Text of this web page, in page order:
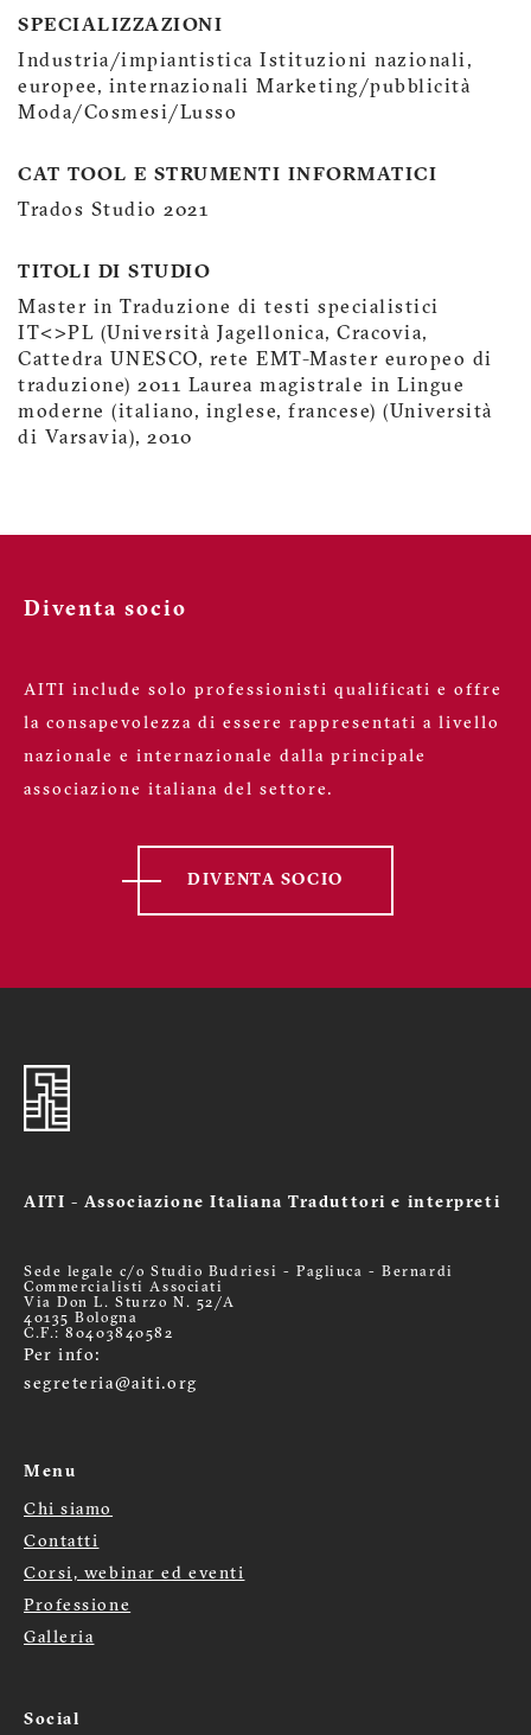
SPECIALIZZAZIONI
Industria/impiantistica Istituzioni nazionali,
europee, internazionali Marketing/pubblicità
Moda/Cosmesi/Lusso
CAT TOOL E STRUMENTI INFORMATICI
Trados Studio 2021
TITOLI DI STUDIO
Master in Traduzione di testi specialistici
IT<>PL (Università Jagellonica, Cracovia,
Cattedra UNESCO, rete EMT-Master europeo di
traduzione) 2011 Laurea magistrale in Lingue
moderne (italiano, inglese, francese) (Università
di Varsavia), 2010
Diventa socio
AITI include solo professionisti qualificati e offre
la consapevolezza di essere rappresentati a livello
nazionale e internazionale dalla principale
associazione italiana del settore.
DIVENTA SOCIO
AITI - Associazione Italiana Traduttori e interpreti
Sede legale c/o Studio Budriesi - Pagliuca - Bernardi
Commercialisti Associati
Via Don L. Sturzo N. 52/A
40135 Bologna
C.F.: 80403840582
Per info:
segreteria@aiti.org
Menu
Menù
footer
Chi siamo
Contatti
Corsi, webinar ed eventi
Professione
Galleria
Social